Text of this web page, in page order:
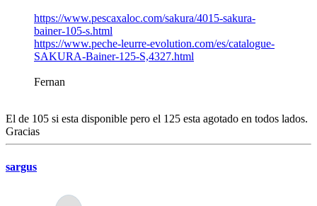
https://www.pescaxaloc.com/sakura/4015-sakura-
bainer-105-s.html
https://www.peche-leurre-evolution.com/es/catalogue-
SAKURA-Bainer-125-S,4327.html
Fernan
El de 105 si esta disponible pero el 125 esta agotado en todos lados.
Gracias
sargus